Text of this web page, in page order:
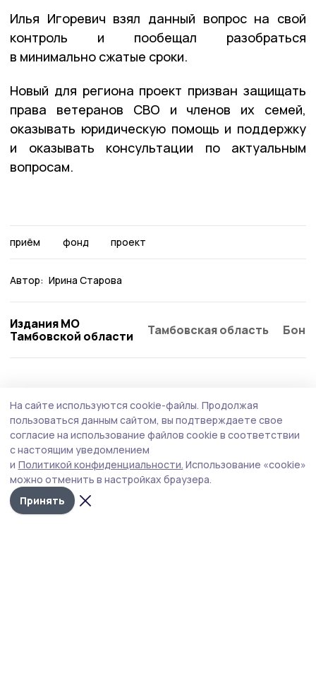
Илья Игоревич взял данный вопрос на свой
контроль и пообещал разобраться
в минимально сжатые сроки.
Новый для региона проект призван защищать
права ветеранов СВО и членов их семей,
оказывать юридическую помощь и поддержку
и оказывать консультации по актуальным
вопросам.
приём фонд проект
Автор: Ирина Старова
Издания МО
Тамбовской области
Тамбовская область
Евгений Первышов: «Жердевские
сельхозпредприятия — настоящий пример
ответственного бизнеса»
Глава региона побывал с рабочим визитом в
Жердевском округе. В ходе поездки он посетил
успешные сельскохозяйственные предприятия – ООО
имени Карла Маркса и плодопитомник «Жердевский».
На сайте используются cookie-файлы. Продолжая
пользоваться данным сайтом, вы подтверждаете свое
согласие на использование файлов cookie в соответствии
с настоящим уведомлением
и Политикой конфиденциальности. Использование «cookie»
можно отменить в настройках браузера.
Принять